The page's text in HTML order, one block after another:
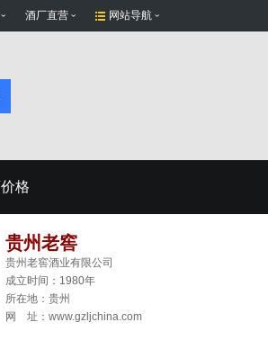
酒厂直营 网站导航
格
贵州老窖
贵州老窖酒业有限公司
成立时间：1980年
所在地： 贵州
网 址：www.gzljchina.com